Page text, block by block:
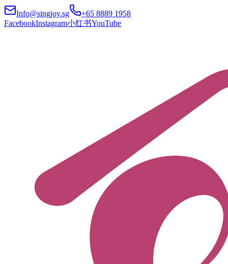
Info@singjoy.sg
+65 8889 1958
FacebookInstagram小红书YouTube